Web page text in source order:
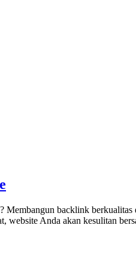
backlink
Anda akan kesulitan